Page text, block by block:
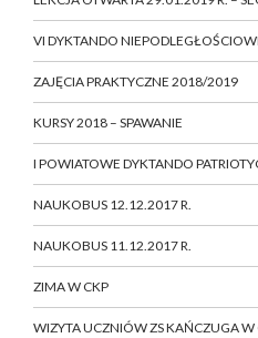
VI DYKTANDO
ZAJĘCIA PRAKTYCZNE 2018/2019
KURSY 2018 – SPAWANIE
I POWIATOWE DYKTANDO
NAUKOBUS 12.12.2017 R.
NAUKOBUS 11.12.2017 R.
ZIMA W CKP
WIZYTA UCZNIÓW ZS KAŃCZUGA